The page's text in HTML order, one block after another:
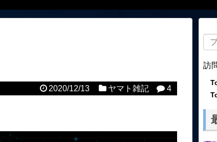
2020/12/13 ヤマト雑記 4
訪